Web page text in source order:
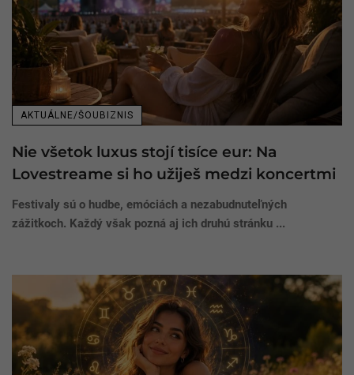
AKTUÁLNE/ŠOUBIZNIS
Nie všetok luxus stojí tisíce eur: Na
Lovestreame si ho užiješ medzi koncertmi
Festivaly sú o hudbe, emóciách a nezabudnuteľných
zážitkoch. Každý však pozná aj ich druhú stránku ...